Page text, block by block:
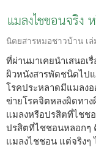
แมลงไชชอนจริง
นิตยสารหมอชาวบ้าน เ
ที่ผ่านมาเคยนำเสนอเ
ผิวหนังสารพัดชนิดไป
โรคประหลาดมีแมลงอ
ข่ายโรคจิตหลงผิดทาง
แมลงหรือปรสิตที่ไชช
ปรสิตที่ไชชอนหลอกๆ
แมลงไชชอน แต่จริงๆ